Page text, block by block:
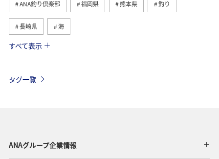
ANA釣り倶楽部 福岡県 熊本県 釣り
長崎県 海
旅ナカ
すべて表示
タグ一覧
ANAグループ企業情報